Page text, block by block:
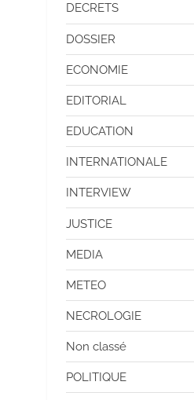
DECRETS
DOSSIER
ECONOMIE
EDITORIAL
EDUCATION
INTERNATIONALE
INTERVIEW
JUSTICE
MEDIA
METEO
NECROLOGIE
Non classé
POLITIQUE